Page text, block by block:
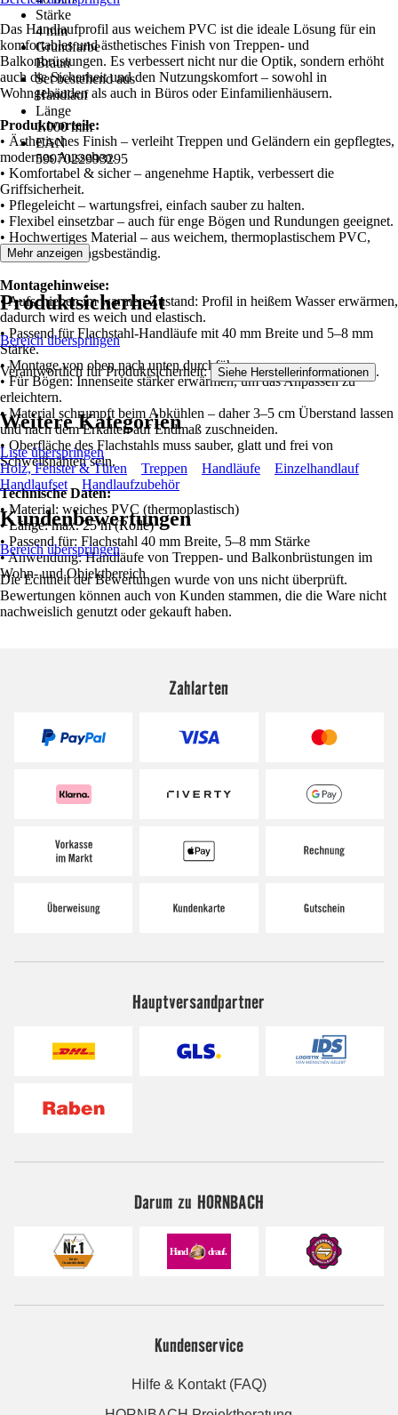
Stärke
4 mm
Grundfarbe
Braun
Set bestehend aus
Handlauf
Länge
1.000 mm
EAN
5907022993295
Das Handlaufprofil aus weichem PVC ist die ideale Lösung für ein
komfortables und ästhetisches Finish von Treppen- und
Balkonbrüstungen. Es verbessert nicht nur die Optik, sondern erhöht
auch die Sicherheit und den Nutzungskomfort – sowohl in
Wohngebäuden als auch in Büros oder Einfamilienhäusern.
Produktvorteile:
• Ästhetisches Finish – verleiht Treppen und Geländern ein gepflegtes,
modernes Aussehen.
• Komfortabel & sicher – angenehme Haptik, verbessert die
Griffsicherheit.
• Pflegeleicht – wartungsfrei, einfach sauber zu halten.
• Flexibel einsetzbar – auch für enge Bögen und Rundungen geeignet.
• Hochwertiges Material – aus weichem, thermoplastischem PVC,
UV- und alterungsbeständig.
Montagehinweise:
• Aufschieben im warmen Zustand: Profil in heißem Wasser erwärmen,
dadurch wird es weich und elastisch.
• Passend für Flachstahl-Handläufe mit 40 mm Breite und 5–8 mm
Stärke.
• Montage von oben nach unten durchführen.
• Für Bögen: Innenseite stärker erwärmen, um das Anpassen zu
erleichtern.
• Material schrumpft beim Abkühlen – daher 3–5 cm Überstand lassen
und nach dem Erkalten auf Endmaß zuschneiden.
• Oberfläche des Flachstahls muss sauber, glatt und frei von
Schweißnähten sein.
Technische Daten:
• Material: weiches PVC (thermoplastisch)
• Länge: max. 25 m (Rolle)
• Passend für: Flachstahl 40 mm Breite, 5–8 mm Stärke
• Anwendung: Handläufe von Treppen- und Balkonbrüstungen im
Wohn- und Objektbereich
Mehr anzeigen
Produktsicherheit
Bereich überspringen
Verantwortlich für Produktsicherheit: Siehe Herstellerinformationen .
Weitere Kategorien
Liste überspringen
Holz, Fenster & Türen
Treppen Handläufe
Einzelhandlauf
Handlaufset
Handlaufzubehör
Kundenbewertungen
Bereich überspringen
Die Echtheit der Bewertungen wurde von uns nicht überprüft.
Bewertungen können auch von Kunden stammen, die die Ware nicht
nachweislich genutzt oder gekauft haben.
Zahlarten
Hauptversandpartner
Darum zu HORNBACH
Kundenservice
Hilfe & Kontakt (FAQ)